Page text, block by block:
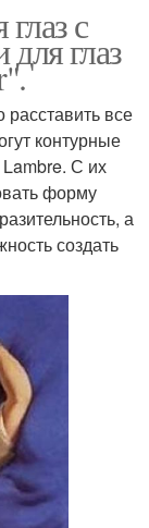
с
глаз
все
контурные
С их
форму
а
создать